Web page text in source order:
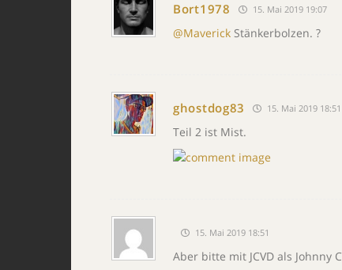
Bort1978 15. Mai 2019 19:07
@Maverick Stänkerbolzen. ?
ghostdog83 15. Mai 2019 18:51
Teil 2 ist Mist.
15. Mai 2019 18:51
Aber bitte mit JCVD als Johnny